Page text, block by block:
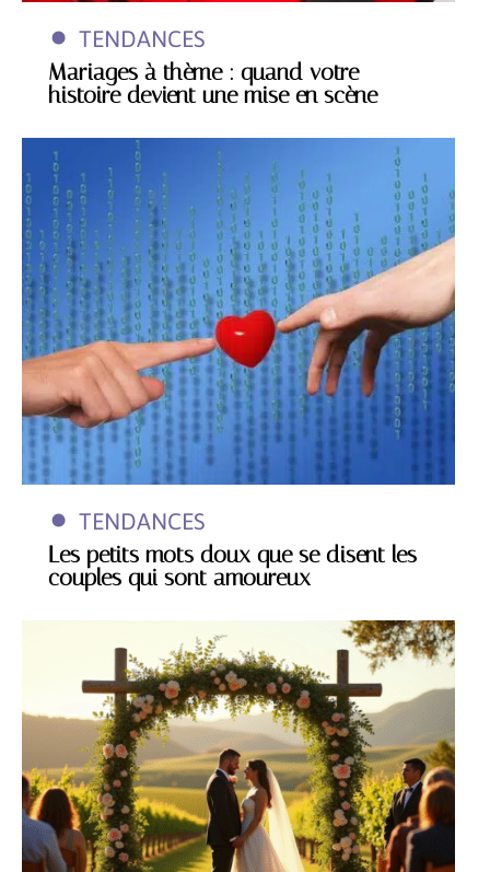
TENDANCES
Mariages à thème : quand votre
histoire devient une mise en scène
TENDANCES
Les petits mots doux que se disent les
couples qui sont amoureux